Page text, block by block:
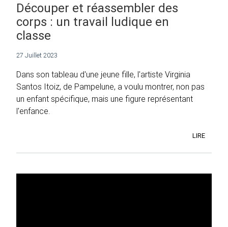
Découper et réassembler des
corps : un travail ludique en
classe
27 Juillet 2023
Dans son tableau d'une jeune fille, l'artiste Virginia
Santos Itoiz, de Pampelune, a voulu montrer, non pas
un enfant spécifique, mais une figure représentant
l'enfance.
LIRE